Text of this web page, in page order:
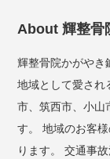
About 輝整骨
輝整骨院かがやき
地域として愛され
市、筑西市、小山
す。 地域のお客
ります。 交通事